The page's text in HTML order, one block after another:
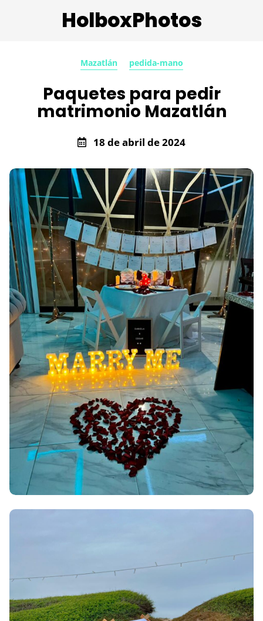
HolboxPhotos
Mazatlán pedida-mano
Paquetes para pedir
matrimonio Mazatlán
18 de abril de 2024